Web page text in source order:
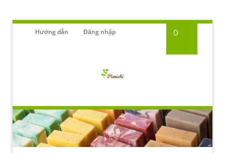
Hướng dẫn Đăng nhập 0